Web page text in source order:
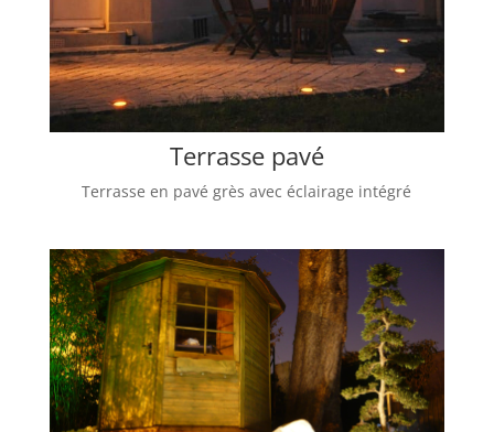
Terrasse pavé
Terrasse en pavé grès avec éclairage intégré